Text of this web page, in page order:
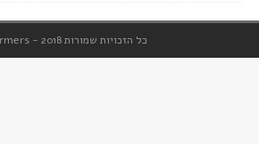
כל הזכויות שמורות 2018 - Performers